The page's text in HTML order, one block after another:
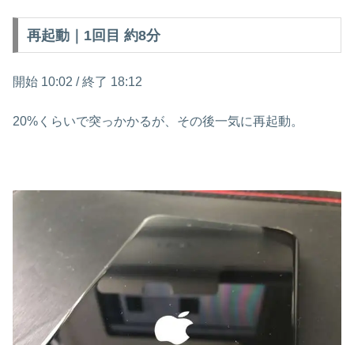
再起動｜1回目 約8分
開始 10:02 / 終了 18:12
20%くらいで突っかかるが、その後一気に再起動。